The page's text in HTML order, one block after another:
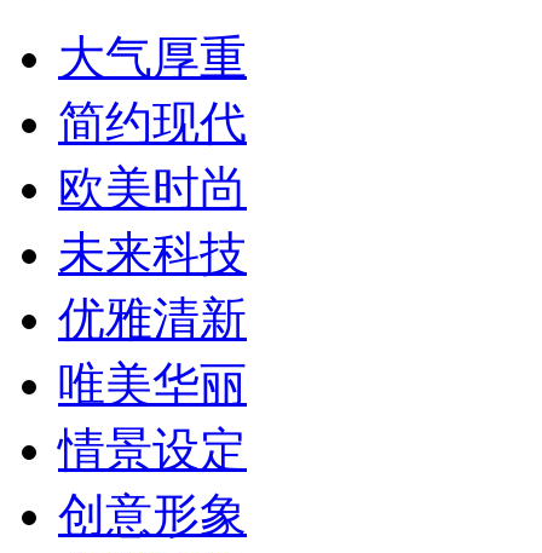
大气厚重
简约现代
欧美时尚
未来科技
优雅清新
唯美华丽
情景设定
创意形象